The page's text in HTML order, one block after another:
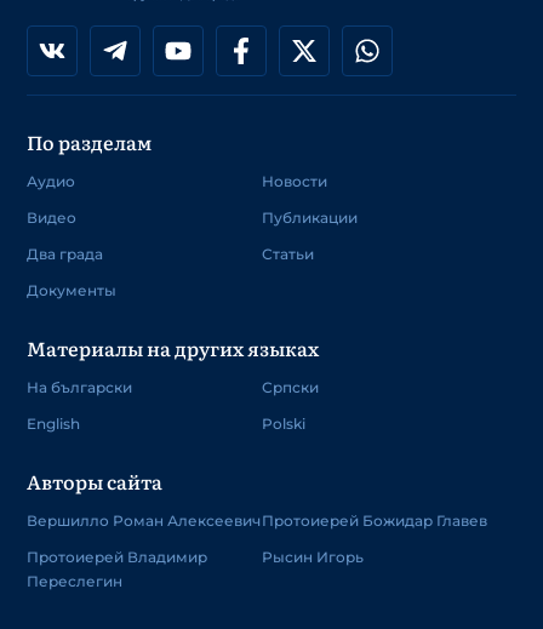
По разделам
Аудио
Видео
Два града
Документы
Новости
Публикации
Статьи
Материалы на других языках
На български
English
Српски
Polski
Авторы сайта
Вершилло Роман Алексеевич
Протоиерей Владимир
Переслегин
Протоиерей Божидар Главев
Рысин Игорь